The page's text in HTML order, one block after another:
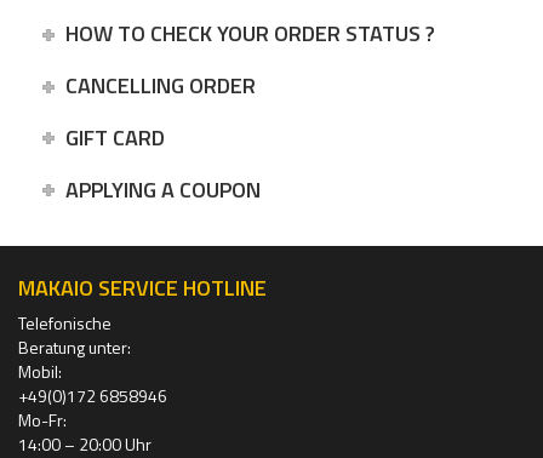
HOW TO CHECK YOUR ORDER STATUS ?
CANCELLING ORDER
GIFT CARD
APPLYING A COUPON
MAKAIO SERVICE HOTLINE
Telefonische
Beratung unter:
Mobil:
+49(0)172 6858946
Mo-Fr:
14:00 – 20:00 Uhr